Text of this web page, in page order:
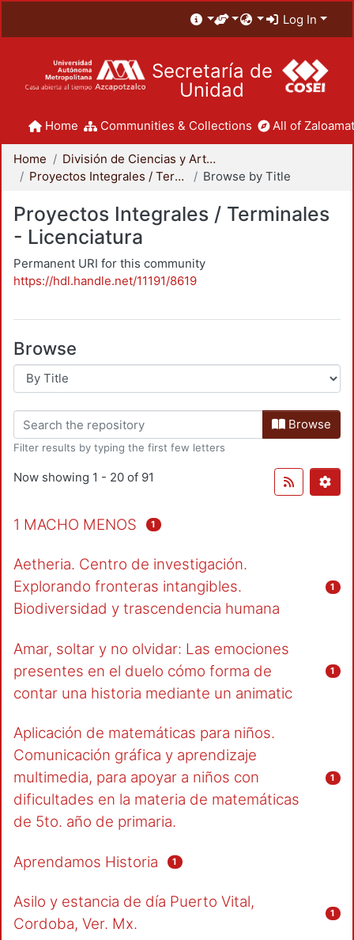
Log In
Secretaría de
Unidad
Home Communities & Collections All of
Home
División de Ciencias y Artes para el Diseño
Proyectos Integrales / Terminales - Licenciatura
Browse by Title
Proyectos Integrales / Terminales
- Licenciatura
Permanent URI for this community
https://hdl.handle.net/11191/8619
Browse
Browse
Filter results by typing the first few letters
Now showing 1 - 20 of 91
1 MACHO MENOS 1
Aetheria. Centro de investigación.
Explorando fronteras intangibles.
Biodiversidad y trascendencia humana
1
Amar, soltar y no olvidar: Las emociones
presentes en el duelo cómo forma de
contar una historia mediante un animatic
1
Aplicación de matemáticas para niños.
Comunicación gráfica y aprendizaje
multimedia, para apoyar a niños con
dificultades en la materia de matemáticas
de 5to. año de primaria.
1
Aprendamos Historia 1
Asilo y estancia de día Puerto Vital,
Cordoba, Ver. Mx.
1